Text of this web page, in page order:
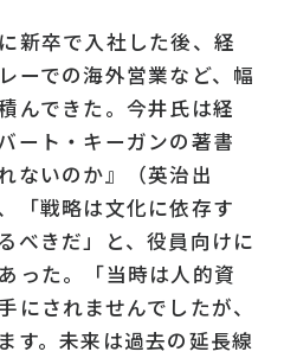
新卒で入社した後、経
ーでの海外営業など、幅
んできた。今井氏は経
ート・キーガンの著書
ないのか』（英治出
「戦略は文化に依存す
べきだ」と、役員向けに
った。「当時は人的資
にされませんでしたが、
す。未来は過去の延長線